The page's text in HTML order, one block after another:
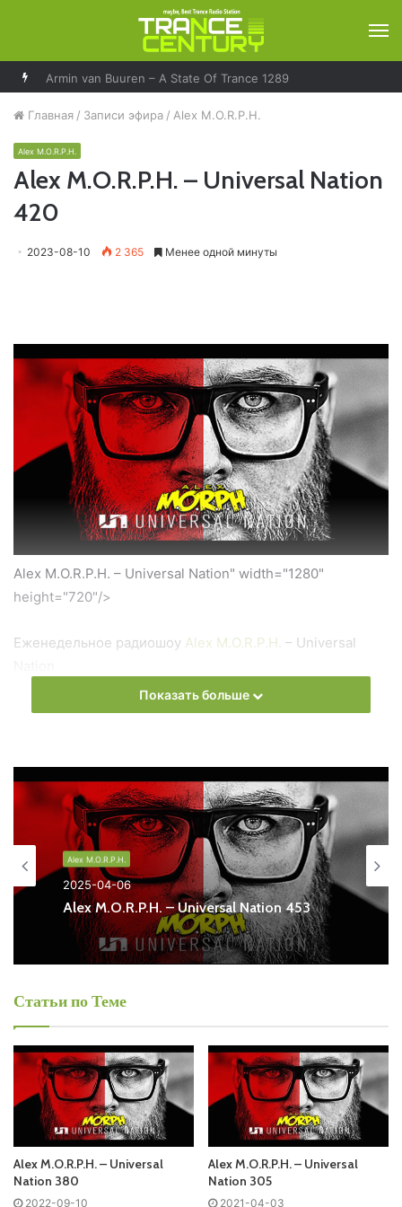
Armin van Buuren – A State Of Trance 1289
Главная / Записи эфира / Alex M.O.R.P.H.
Alex M.O.R.P.H.
Alex M.O.R.P.H. – Universal Nation
420
2023-08-10 2 365 Менее одной минуты
Alex M.O.R.P.H. – Universal Nation" width="1280"
height="720"/>
Еженедельное радиошоу Alex M.O.R.P.H. – Universal
Слушать онлайн новый выпускAlex M.O.R.P.H.–
На сайтеTrance Century RadioВы можете бесплатно
слушать онлайн песни и радиошоуAlex M.O.R.P.H.
Universal Nation в формате mp3. Лучшая музыкальная
подборка и альбомы исполнителя alex-m-o-r-p-h.
Also you can find all episodes of radioshowAlex M.O.R.P.H.
– Universal Nation Free Listen and Download MP3
Ближайший эфир:
Запись выпусков
Слушай и добавляй плейлист VK:
Показать больше
Alex M.O.R.P.H.
2025-04-06
Alex M.O.R.P.H. – Universal Nation 453
Статьи по Теме
Alex M.O.R.P.H. – Universal
Nation 380
2022-09-10
Alex M.O.R.P.H. – Universal
Nation 305
2021-04-03